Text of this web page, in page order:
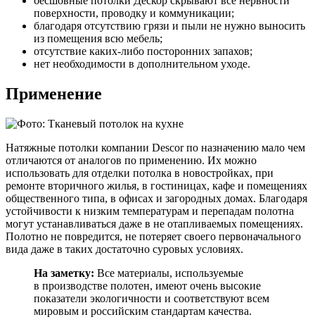
поверхности, проводку и коммуникации;
благодаря отсутствию грязи и пыли не нужно выносить
из помещения всю мебель;
отсутствие каких-либо посторонних запахов;
нет необходимости в дополнительном уходе.
Применение
Натяжные потолки компании Descor по назначению мало чем
отличаются от аналогов по применению. Их можно
использовать для отделки потолка в новостройках, при
ремонте вторичного жилья, в гостиницах, кафе и помещениях
общественного типа, в офисах и загородных домах. Благодаря
устойчивости к низким температурам и перепадам полотна
могут устанавливаться даже в не отапливаемых помещениях.
Полотно не повредится, не потеряет своего первоначального
вида даже в таких достаточно суровых условиях.
На заметку: Все материалы, используемые
в производстве полотен, имеют очень высокие
показатели экологичности и соответствуют всем
мировым и российским стандартам качества.